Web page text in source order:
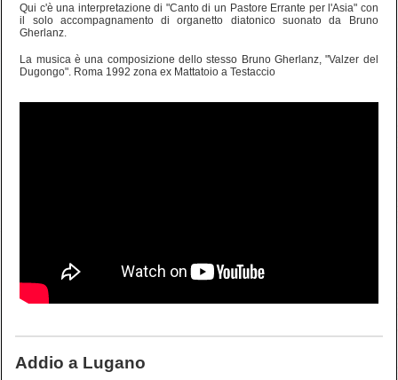
Qui c'è una interpretazione di "Canto di un Pastore Errante per l'Asia" con
il solo accompagnamento di organetto diatonico suonato da Bruno
Gherlanz.
La musica è una composizione dello stesso Bruno Gherlanz, "Valzer del
Dugongo". Roma 1992 zona ex Mattatoio a Testaccio
Addio a Lugano